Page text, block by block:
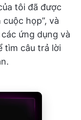
tôi đã được
họp”, và
ứng dụng và
tìm câu trả lời